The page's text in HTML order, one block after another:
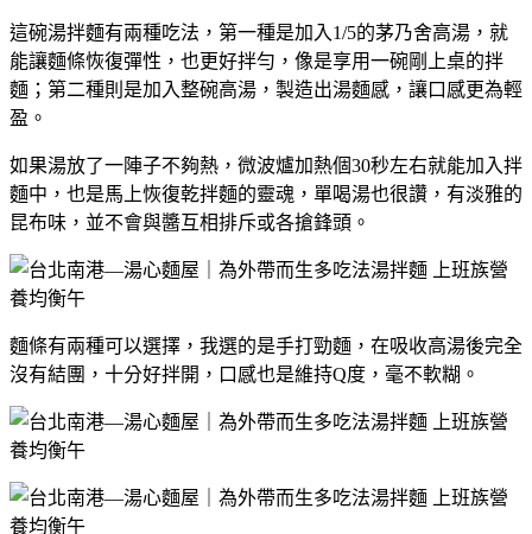
這碗湯拌麵有兩種吃法，第一種是加入1/5的茅乃舍高湯，就
能讓麵條恢復彈性，也更好拌勻，像是享用一碗剛上桌的拌
麵；第二種則是加入整碗高湯，製造出湯麵感，讓口感更為輕
盈。
如果湯放了一陣子不夠熱，微波爐加熱個30秒左右就能加入拌
麵中，也是馬上恢復乾拌麵的靈魂，單喝湯也很讚，有淡雅的
昆布味，並不會與醬互相排斥或各搶鋒頭。
麵條有兩種可以選擇，我選的是手打勁麵，在吸收高湯後完全
沒有結團，十分好拌開，口感也是維持Q度，毫不軟糊。